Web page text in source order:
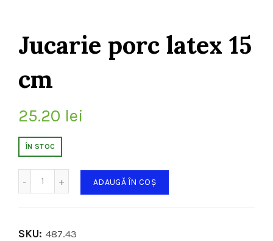
Jucarie porc latex 15
cm
25.20 lei
ÎN STOC
ADAUGĂ ÎN COȘ
SKU: 487.43